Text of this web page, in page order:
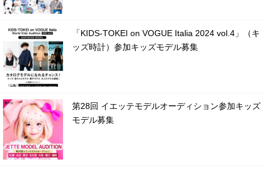
「KIDS-TOKEI on VOGUE Italia 2024 vol.4」（キ
ッズ時計）参加キッズモデル募集
第28回 イエッテモデルオーディション参加キッズ
モデル募集